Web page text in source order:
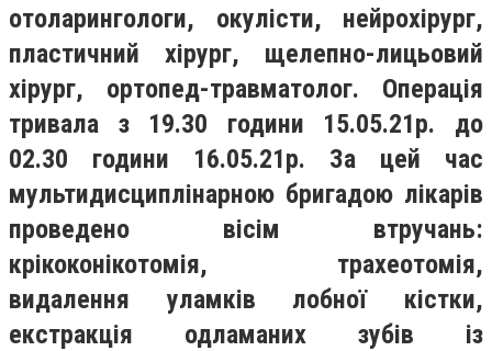
отоларингологи, окулісти, нейрохірург,
пластичний хірург, щелепно-лицьовий
хірург, ортопед-травматолог. Операція
тривала з 19.30 години 15.05.21р. до
02.30 години 16.05.21р. За цей час
мультидисциплінарною бригадою лікарів
проведено вісім втручань:
крікоконікотомія, трахеотомія,
видалення уламків лобної кістки,
екстракція одламаних зубів із